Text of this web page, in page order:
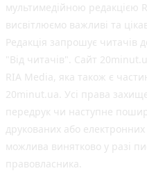
мультимедійною редакцією
висвітлюємо важливі та
Редакція запрошує читачів
"Від читачів". Сайт
RIA Media, яка також є
20minut.ua. Усі права
передрук чи наступне
друкованих або електронних
можлива винятково у разі
правовласника.